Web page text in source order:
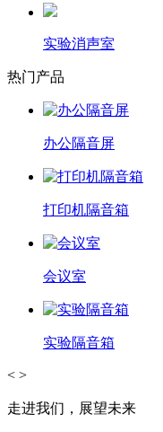
实验消声室
热门产品
办公隔音屏
打印机隔音箱
会议室
实验隔音箱
< >
走进我们，展望未来